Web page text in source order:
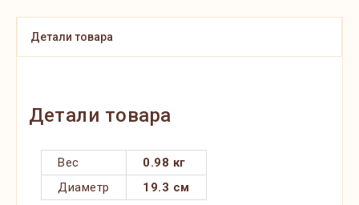
Детали товара
Детали товара
Вес
0.98 кг
Диаметр
19.3 см